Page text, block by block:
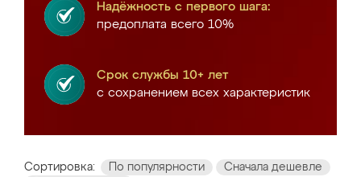
Надёжность с первого шага:
предоплата всего 10%
Срок службы 10+ лет
с сохранением всех характеристик
Сортировка: По популярности
Сначала дешевле